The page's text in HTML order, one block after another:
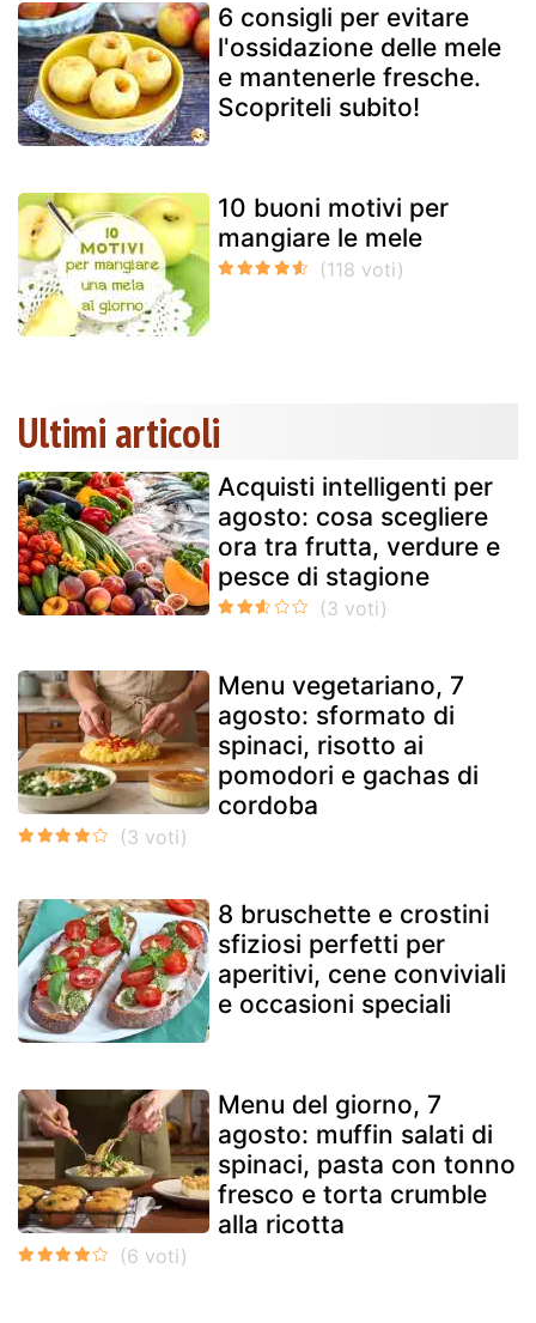
6 consigli per evitare
l'ossidazione delle mele
e mantenerle fresche.
Scopriteli subito!
10 buoni motivi per
mangiare le mele
Ultimi articoli
Acquisti intelligenti per
agosto: cosa scegliere
ora tra frutta, verdure e
pesce di stagione
Menu vegetariano, 7
agosto: sformato di
spinaci, risotto ai
pomodori e gachas di
cordoba
8 bruschette e crostini
sfiziosi perfetti per
aperitivi, cene conviviali
e occasioni speciali
Menu del giorno, 7
agosto: muffin salati di
spinaci, pasta con tonno
fresco e torta crumble
alla ricotta